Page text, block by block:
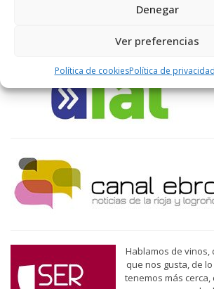
Denegar
Ver preferencias
Política de cookiesPolítica de privacidad
Hablamos de vinos,
que nos gusta, de
tenemos más cerca,